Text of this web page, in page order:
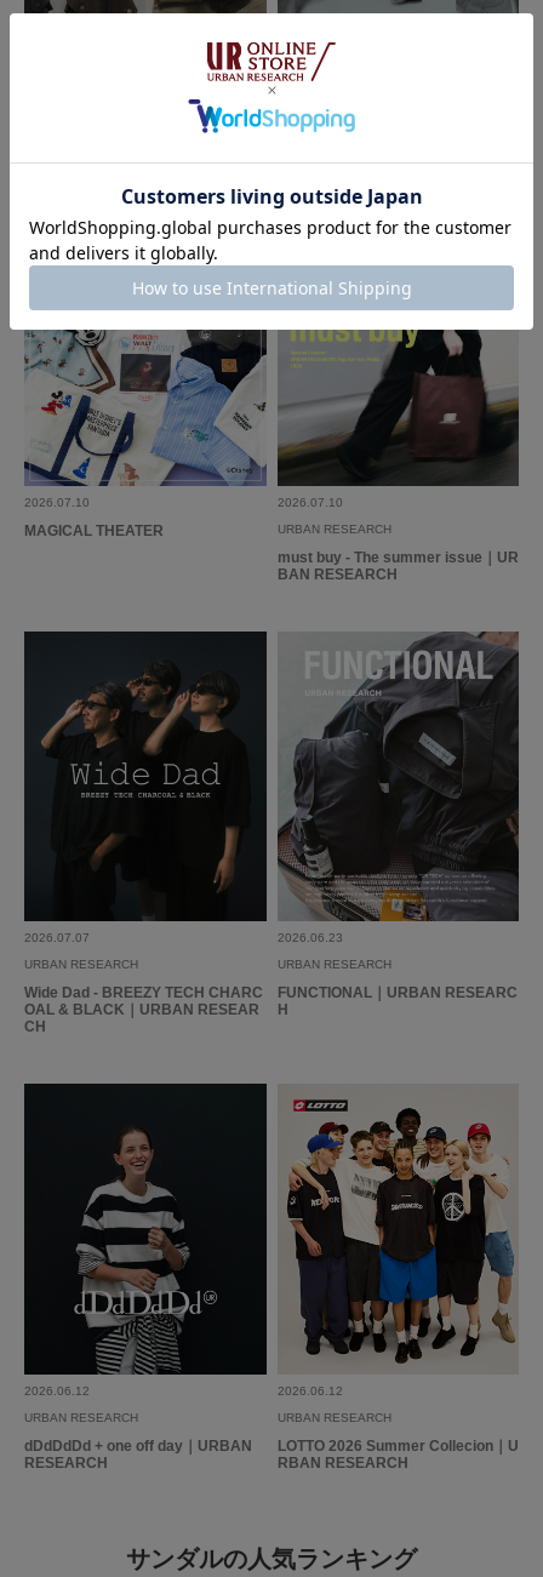
EXCLUSIVE ここでしか手に入ら
Levi's EXCLUSIVE at URBAN RES
2026.07.10
MAGICAL THEATER
2026.07.10
URBAN RESEARCH
must buy - The summer issue｜UR
BAN RESEARCH
2026.07.07
URBAN RESEARCH
Wide Dad - BREEZY TECH CHARC
OAL & BLACK｜URBAN RESEAR
CH
2026.06.23
URBAN RESEARCH
FUNCTIONAL｜URBAN RESEARC
H
2026.06.12
URBAN RESEARCH
dDdDdDd + one off day｜URBAN
RESEARCH
2026.06.12
URBAN RESEARCH
LOTTO 2026 Summer Collecion｜U
RBAN RESEARCH
サンダルの人気ランキング